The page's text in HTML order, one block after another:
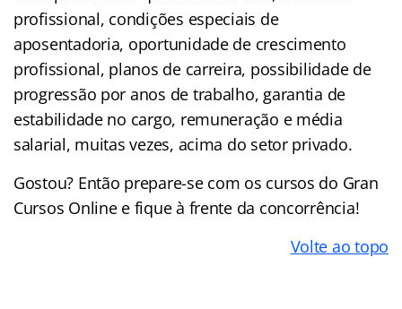
profissional, condições especiais de
aposentadoria, oportunidade de crescimento
profissional, planos de carreira, possibilidade de
progressão por anos de trabalho, garantia de
estabilidade no cargo, remuneração e média
salarial, muitas vezes, acima do setor privado.
Gostou? Então prepare-se com os cursos do Gran
Cursos Online e fique à frente da concorrência!
Volte ao topo